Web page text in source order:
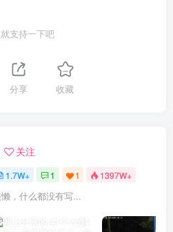
支持一下吧
分享 收藏
关注
1.7W+ 1 1 1397W+
，什么都没有写...